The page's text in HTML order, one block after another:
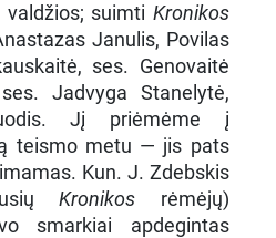
suimti Kronikos
Janulis, Povilas
ses. Genovaitė
Jadvyga Stanelytė,
Jį priėmėme į
teismo metu — jis pats
Kun. J. Zdebskis
Kronikos rėmėjų)
smarkiai apdegintas